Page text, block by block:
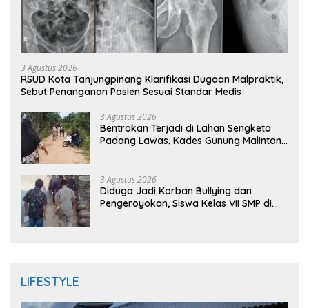
3 Agustus 2026
RSUD Kota Tanjungpinang Klarifikasi Dugaan Malpraktik,
Sebut Penanganan Pasien Sesuai Standar Medis
3 Agustus 2026
Bentrokan Terjadi di Lahan Sengketa
Padang Lawas, Kades Gunung Malintang
3 Agustus 2026
Diduga Jadi Korban Bullying dan
Pengeroyokan, Siswa Kelas VII SMP di
LIFESTYLE